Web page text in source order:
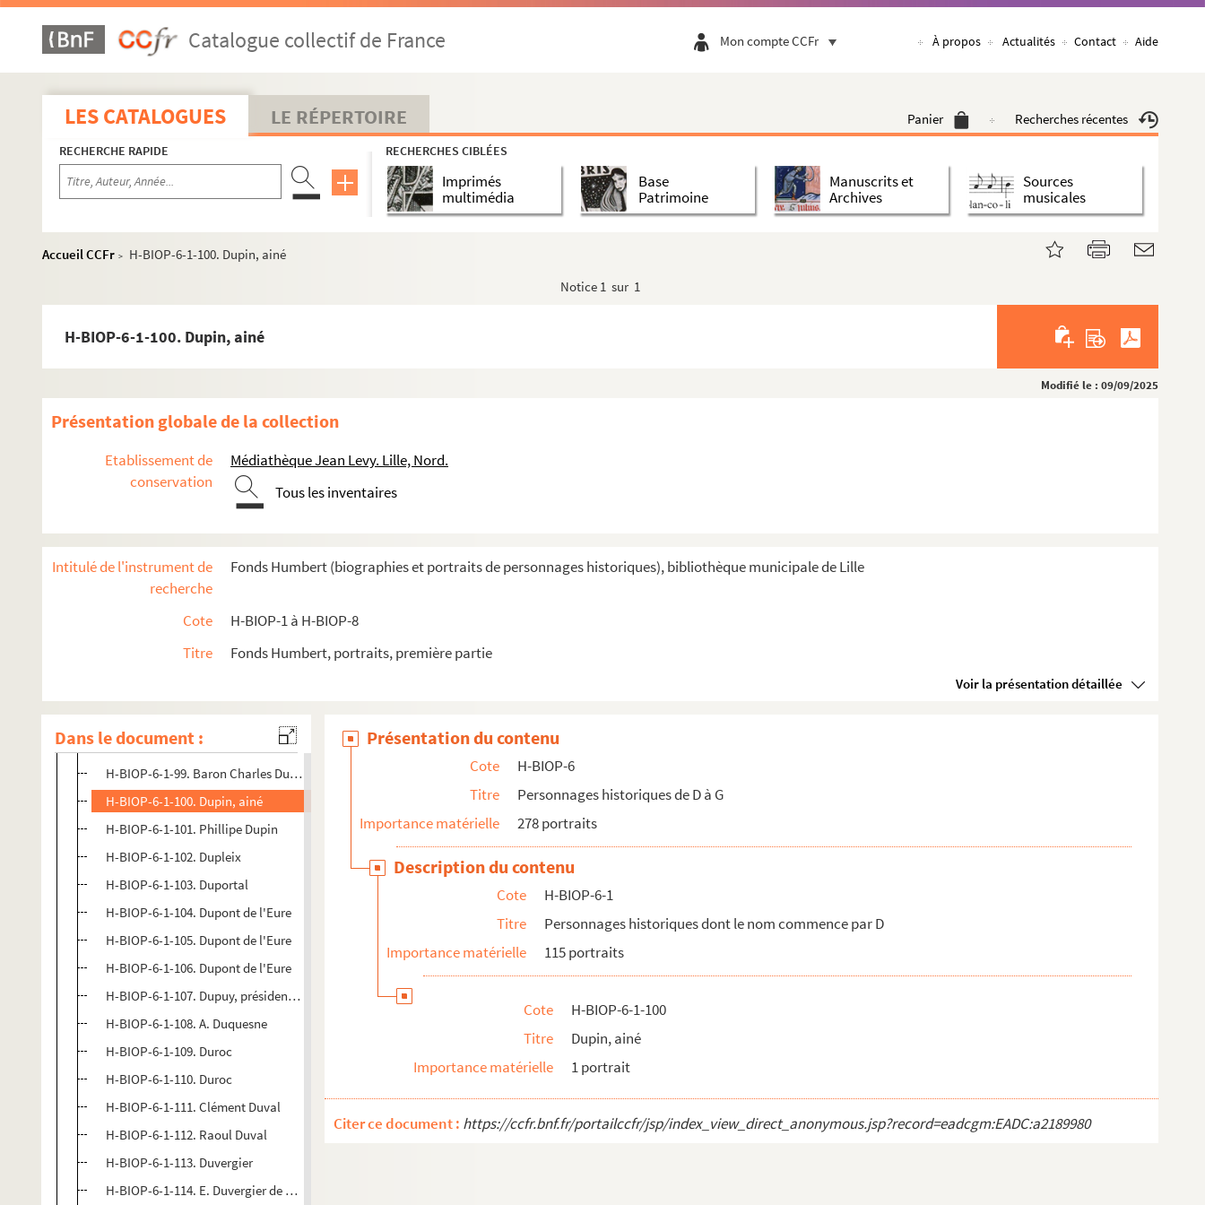
Catalogue collectif de France Mon compte CCFr À propos Actualités Contact Aide
LES CATALOGUES LE RÉPERTOIRE Panier Recherches récentes
RECHERCHE RAPIDE RECHERCHES CIBLÉES
Imprimés
multimédia
Base
Patrimoine
Manuscrits et
Archives
Sources
musicales
Accueil CCFr >
H-BIOP-6-1-100. Dupin, ainé
Notice 1 sur 1
H-BIOP-6-1-100. Dupin, ainé
Modifié le : 09/09/2025
Présentation globale de la collection
Etablissement de
conservation
Médiathèque Jean Levy. Lille, Nord.
Tous les inventaires
Intitulé de l'instrument de
recherche
Fonds Humbert (biographies et portraits de personnages historiques), bibliothèque municipale de Lille
Cote
H-BIOP-1 à H-BIOP-8
Titre
Fonds Humbert, portraits, première partie
Voir la présentation détaillée
Dans le document :
H-BIOP-6-1-72. Le père Duchesne
H-BIOP-6-1-73. Général Dunot
H-BIOP-6-1-74. Dudley Stuart
H-BIOP-6-1-75. Jules Dufaure
H-BIOP-6-1-76. Jules Dufaure
H-BIOP-6-1-77. Jules Dufaure
H-BIOP-6-1-78. Général Dufour
H-BIOP-6-1-80. Dugommier
H-BIOP-6-1-82. René Duguay-Trouin
H-BIOP-6-1-83. Henri Joseph Dugué de la Fauconnerie
H-BIOP-6-1-86. Bertinnot du Guesclin
H-BIOP-6-1-88. Mathieu Dumas
H-BIOP-6-1-89. Mathieu Dumas
H-BIOP-6-1-91. Général Dumouriez
H-BIOP-6-1-92. Thomas Duncombe
H-BIOP-6-1-95. Amiral Duperré
H-BIOP-6-1-97. Duphot
H-BIOP-6-1-98. Baron Charles Dupin
H-BIOP-6-1-99. Baron Charles Dupin
H-BIOP-6-1-100. Dupin, ainé
H-BIOP-6-1-101. Phillipe Dupin
H-BIOP-6-1-102. Dupleix
H-BIOP-6-1-103. Duportal
H-BIOP-6-1-104. Dupont de l'Eure
H-BIOP-6-1-105. Dupont de l'Eure
H-BIOP-6-1-106. Dupont de l'Eure
H-BIOP-6-1-107. Dupuy, président du conseil des ministres
H-BIOP-6-1-108. A. Duquesne
H-BIOP-6-1-109. Duroc
H-BIOP-6-1-110. Duroc
H-BIOP-6-1-111. Clément Duval
H-BIOP-6-1-112. Raoul Duval
H-BIOP-6-1-113. Duvergier
H-BIOP-6-1-114. E. Duvergier de Hauranne
Présentation du contenu
Cote
H-BIOP-6
Titre
Personnages historiques de D à G
Importance matérielle
278 portraits
Description du contenu
Cote
H-BIOP-6-1
Titre
Personnages historiques dont le nom commence par D
Importance matérielle
115 portraits
Cote
H-BIOP-6-1-100
Titre
Dupin, ainé
Importance matérielle
1 portrait
Citer ce document : https://ccfr.bnf.fr/portailccfr/jsp/index_view_direct_anonymous.jsp?record=eadcgm:EADC:a2189980